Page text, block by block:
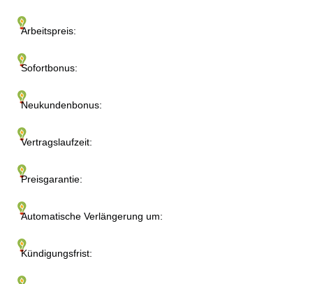
Arbeitspreis:
Sofortbonus:
Neukundenbonus:
Vertragslaufzeit:
Preisgarantie:
Automatische Verlängerung um:
Kündigungsfrist: